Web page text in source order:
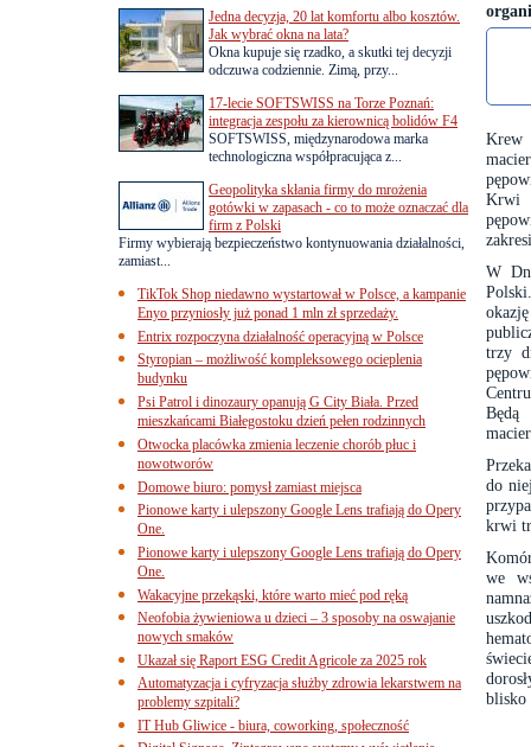
Krew
Krwi
W
trzy
do
krwi
we
blisko
Jedna decyzja, 20 lat komfortu albo kosztów.
Jak wybrać okna na lata?
Okna kupuje się rzadko, a skutki tej decyzji
odczuwa codziennie. Zimą, przy...
17-lecie SOFTSWISS na Torze Poznań:
integracja zespołu za kierownicą bolidów F4
SOFTSWISS, międzynarodowa marka
technologiczna współpracująca z...
Geopolityka skłania firmy do mrożenia
gotówki w zapasach - co to może oznaczać dla
firm z Polski
Firmy wybierają bezpieczeństwo kontynuowania działalności,
zamiast...
TikTok Shop niedawno wystartował w Polsce, a kampanie
Enyo przyniosły już ponad 1 mln zł sprzedaży.
Entrix rozpoczyna działalność operacyjną w Polsce
Styropian – możliwość kompleksowego ocieplenia
budynku
Psi Patrol i dinozaury opanują G City Biała. Przed
mieszkańcami Białegostoku dzień pełen rodzinnych
Otwocka placówka zmienia leczenie chorób płuc i
nowotworów
Domowe biuro: pomysł zamiast miejsca
Pionowe karty i ulepszony Google Lens trafiają do Opery
One.
Pionowe karty i ulepszony Google Lens trafiają do Opery
One.
Wakacyjne przekąski, które warto mieć pod ręką
Neofobia żywieniowa u dzieci – 3 sposoby na oswajanie
nowych smaków
Ukazał się Raport ESG Credit Agricole za 2025 rok
Automatyzacja i cyfryzacja służby zdrowia lekarstwem na
problemy szpitali?
IT Hub Gliwice - biura, coworking, społeczność